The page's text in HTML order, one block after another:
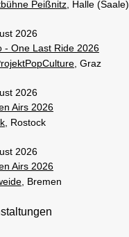
Peißnitz, Halle (Saale)
2026
- One Last Ride 2026
, Graz
2026
Airs 2026
, Rostock
2026
Airs 2026
, Bremen